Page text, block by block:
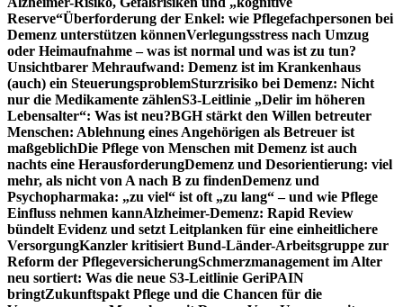
Reserve“Überforderung der Enkel: wie Pflegefachpersonen bei
Demenz unterstützen könnenVerlegungsstress nach Umzug
oder Heimaufnahme – was ist normal und was ist zu tun?
Unsichtbarer Mehraufwand: Demenz ist im Krankenhaus
(auch) ein SteuerungsproblemSturzrisiko bei Demenz: Nicht
nur die Medikamente zählenS3-Leitlinie „Delir im höheren
Lebensalter“: Was ist neu?BGH stärkt den Willen betreuter
Menschen: Ablehnung eines Angehörigen als Betreuer ist
maßgeblichDie Pflege von Menschen mit Demenz ist auch
nachts eine HerausforderungDemenz und Desorientierung: viel
mehr, als nicht von A nach B zu findenDemenz und
Psychopharmaka: „zu viel“ ist oft „zu lang“ – und wie Pflege
Einfluss nehmen kannAlzheimer-Demenz: Rapid Review
bündelt Evidenz und setzt Leitplanken für eine einheitlichere
VersorgungKanzler kritisiert Bund-Länder-Arbeitsgruppe zur
Reform der PflegeversicherungSchmerzmanagement im Alter
neu sortiert: Was die neue S3-Leitlinie GeriPAIN
bringtZukunftspakt Pflege und die Chancen für die